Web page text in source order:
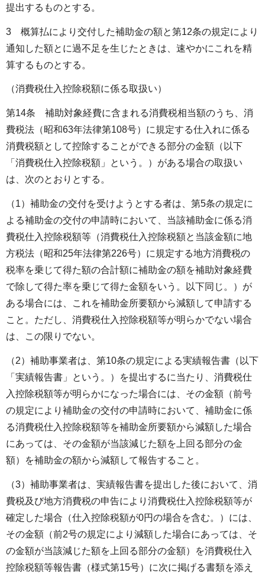
提出するものとする。
3 概算払により交付した補助金の額と第12条の規定により
通知した額とに過不足を生じたときは、速やかにこれを精
算するものとする。
（消費税仕入控除税額に係る取扱い）
第14条 補助対象経費に含まれる消費税相当額のうち、消
費税法（昭和63年法律第108号）に規定する仕入れに係る
消費税額として控除することができる部分の金額（以下
「消費税仕入控除税額」という。）がある場合の取扱い
は、次のとおりとする。
（1）補助金の交付を受けようとする者は、第5条の規定に
よる補助金の交付の申請時において、当該補助金に係る消
費税仕入控除税額等（消費税仕入控除税額と当該金額に地
方税法（昭和25年法律第226号）に規定する地方消費税の
税率を乗じて得た額の合計額に補助金の額を補助対象経費
で除して得た率を乗じて得た金額をいう。以下同じ。）が
ある場合には、これを補助金所要額から減額して申請する
こと。ただし、消費税仕入控除税額等が明らかでない場合
は、この限りでない。
（2）補助事業者は、第10条の規定による実績報告書（以下
「実績報告書」という。）を提出するに当たり、消費税仕
入控除税額等が明らかになった場合には、その金額（前号
の規定により補助金の交付の申請時において、補助金に係
る消費税仕入控除税額等を補助金所要額から減額した場合
にあっては、その金額が当該減じた額を上回る部分の金
額）を補助金の額から減額して報告すること。
（3）補助事業者は、実績報告書を提出した後において、消
費税及び地方消費税の申告により消費税仕入控除税額等が
確定した場合（仕入控除税額が0円の場合を含む。）には、
その金額（前2号の規定により減額した場合にあっては、そ
の金額が当該減じた額を上回る部分の金額）を消費税仕入
控除税額等報告書（様式第15号）に次に掲げる書類を添え